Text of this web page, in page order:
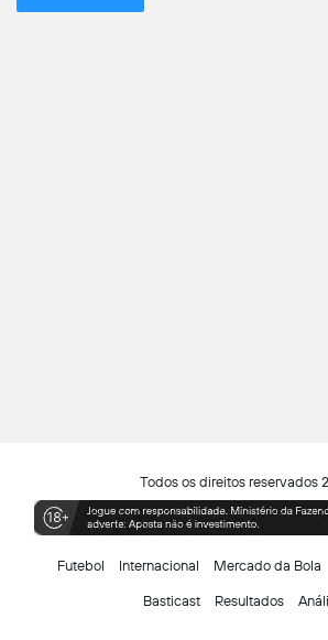
Todos os direitos reservados
Futebol Internacional Mercado da Bola
Basticast Resultados